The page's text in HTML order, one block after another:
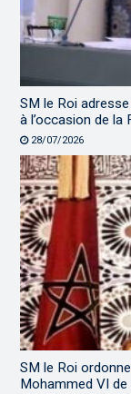
SM le Roi
à l’occasion de la
28/07/2026
SM le Roi
Mohammed VI